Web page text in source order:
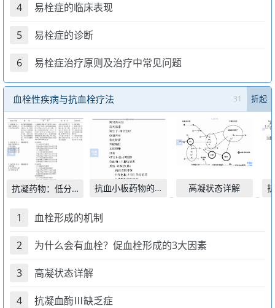
4 易栓症的临床表现
5 易栓症的诊断
6 易栓症治疗原则及治疗中常见问题
血栓性疾病与抗血栓疗法 31 折起
抗凝药物：低分子量肝素抗血小板药物的分类（种高凝状态详解
1 血栓形成的机制
2 为什么会有血栓？促血栓形成的3大因素
3 高凝状态详解
4 抗凝血酶Ⅲ缺乏症